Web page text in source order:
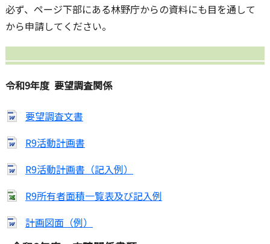
必ず、ページ下部にある林野庁からの資料にも目を通して
から申請してください。
令和9年度 要望調査関係
要望調査文書
R9活動計画書
R9活動計画書（記入例）
R9所有者面積一覧表及び記入例
計画図面（例）